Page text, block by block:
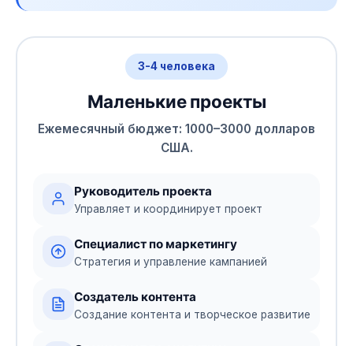
3-4 человека
Маленькие проекты
Ежемесячный бюджет: 1000–3000 долларов
США.
Руководитель проекта
Управляет и координирует проект
Специалист по маркетингу
Стратегия и управление кампанией
Создатель контента
Создание контента и творческое развитие